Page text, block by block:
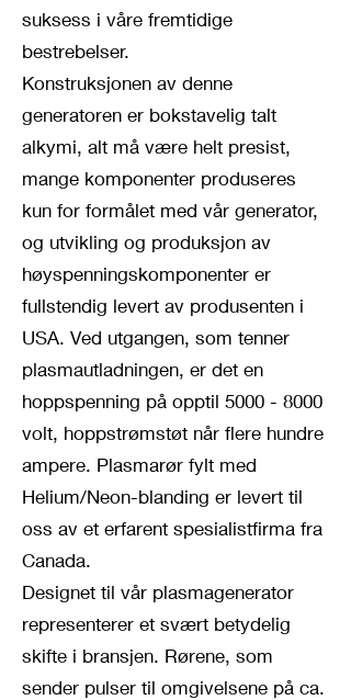
suksess i våre fremtidige
bestrebelser.
Konstruksjonen av denne
generatoren er bokstavelig talt
alkymi, alt må være helt presist,
mange komponenter produseres
kun for formålet med vår generator,
og utvikling og produksjon av
høyspenningskomponenter er
fullstendig levert av produsenten i
USA. Ved utgangen, som tenner
plasmautladningen, er det en
hoppspenning på opptil 5000 - 8000
volt, hoppstrømstøt når flere hundre
ampere. Plasmarør fylt med
Helium/Neon-blanding er levert til
oss av et erfarent spesialistfirma fra
Canada.
Designet til vår plasmagenerator
representerer et svært betydelig
skifte i bransjen. Rørene, som
sender pulser til omgivelsene på ca.